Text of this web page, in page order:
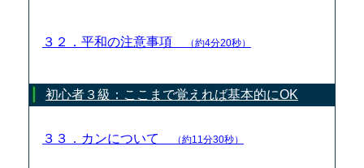
３２．平和の注意事項 （約4分20秒）
初心者３級：ここまで覚えれば基本的にOK
３３．カンについて （約11分30秒）